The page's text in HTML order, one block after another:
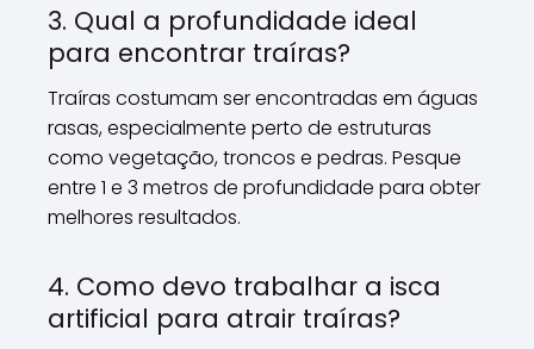
3. Qual a profundidade ideal
para encontrar traíras?
Traíras costumam ser encontradas em águas
rasas, especialmente perto de estruturas
como vegetação, troncos e pedras. Pesque
entre 1 e 3 metros de profundidade para obter
melhores resultados.
4. Como devo trabalhar a isca
artificial para atrair traíras?